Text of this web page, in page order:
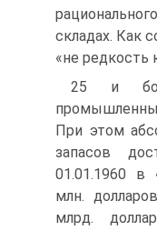
складах. Как
«не редкость
25 и
При этом
запасов
01.01.1960 в
млн.
млрд.